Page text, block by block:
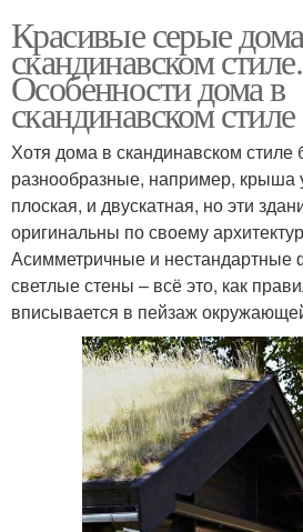
Красивые серые
скандинавском стиле.
Особенности дома в
скандинавском
Хотя дома в скандинавском
разнообразные, например, крыша
плоская, и двускатная, но эти
оригинальны по своему
Асимметричные и
светлые стены – всё это, как
вписывается в пейзаж